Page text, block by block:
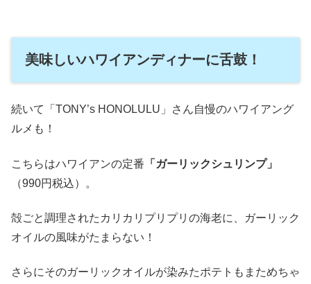
美味しいハワイアンディナーに舌鼓！
続いて「TONY’s HONOLULU」さん自慢のハワイアング
ルメも！
こちらはハワイアンの定番 「ガーリックシュリンプ」
（990円税込）。
殻ごと調理されたカリカリプリプリの海老に、ガーリック
オイルの風味がたまらない！
さらにそのガーリックオイルが染みたポテトもまためちゃ